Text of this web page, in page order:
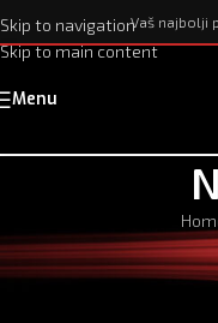
Skip to navigation
Skip to main content
Vaš najbolji
Menu
Godina puna